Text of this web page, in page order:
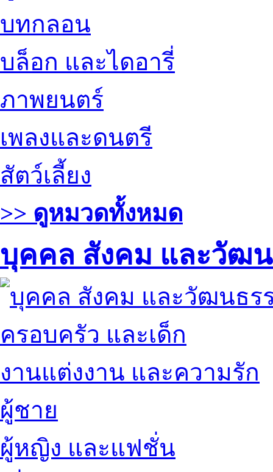
บทกลอน
บล็อก และไดอารี่
ภาพยนตร์
เพลงและดนตรี
สัตว์เลี้ยง
>> ดูหมวดทั้งหมด
บุคคล สังคม และวัฒ
ครอบครัว และเด็ก
งานแต่งงาน และความรัก
ผู้ชาย
ผู้หญิง และแฟชั่น